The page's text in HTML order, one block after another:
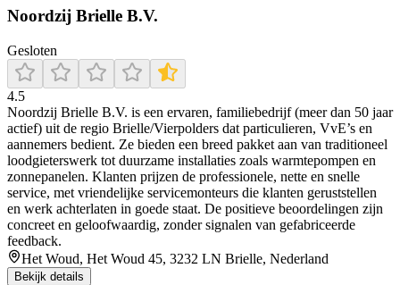
Noordzij Brielle B.V.
Gesloten
4.5
Noordzij Brielle B.V. is een ervaren, familiebedrijf (meer dan 50 jaar
actief) uit de regio Brielle/Vierpolders dat particulieren, VvE’s en
aannemers bedient. Ze bieden een breed pakket aan van traditioneel
loodgieterswerk tot duurzame installaties zoals warmtepompen en
zonnepanelen. Klanten prijzen de professionele, nette en snelle
service, met vriendelijke servicemonteurs die klanten geruststellen
en werk achterlaten in goede staat. De positieve beoordelingen zijn
concreet en geloofwaardig, zonder signalen van gefabriceerde
feedback.
Het Woud, Het Woud 45, 3232 LN Brielle, Nederland
Bekijk details